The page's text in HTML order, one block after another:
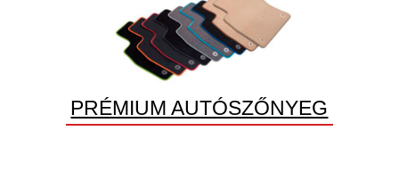
PRÉMIUM AUTÓSZŐNYEG